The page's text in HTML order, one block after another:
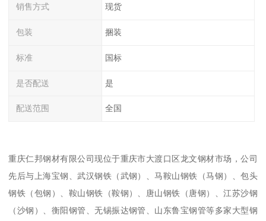
销售方式 现货
包装 捆装
标准 国标
是否配送 是
配送范围 全国
重庆仁邦钢材有限公司现位于重庆市大渡口区龙文钢材市场，公司
先后与上海宝钢、武汉钢铁（武钢）、马鞍山钢铁（马钢）、包头
钢铁（包钢）、鞍山钢铁（鞍钢）、唐山钢铁（唐钢）、江苏沙钢
（沙钢）、衡阳钢管、无锡振达钢管、山东鲁宝钢管等多家大型钢